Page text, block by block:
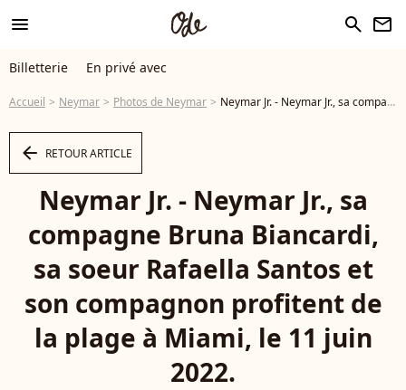
menu search newsletter
Billetterie En privé avec
Accueil Neymar Photos de Neymar Neymar Jr. - Neymar Jr., sa compagne Bruna Biancardi, sa soeur Rafaella Santos et son compagnon profitent de la plage à Miami, le 11 juin 2022. - Photo
arrow_left RETOUR ARTICLE
Neymar Jr. - Neymar Jr., sa
compagne Bruna Biancardi,
sa soeur Rafaella Santos et
son compagnon profitent de
la plage à Miami, le 11 juin
2022.